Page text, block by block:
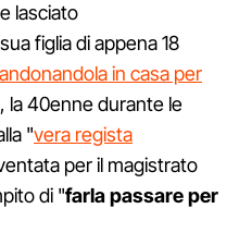
lasciato
figlia di appena 18
in casa per
la 40enne durante le
"vera regista
per il magistrato
di "farla passare per